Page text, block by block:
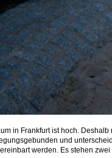
in Frankfurt ist hoch.
und
werden. Es stehen